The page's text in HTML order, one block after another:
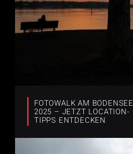
FOTOWALK AM BODENSEE
2025 – JETZT LOCATION-
TIPPS ENTDECKEN